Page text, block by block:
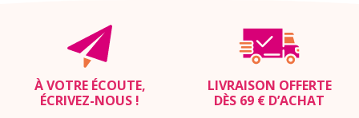
À VOTRE ÉCOUTE,
ÉCRIVEZ-NOUS !
LIVRAISON OFFERTE
DÈS 69 € D’ACHAT